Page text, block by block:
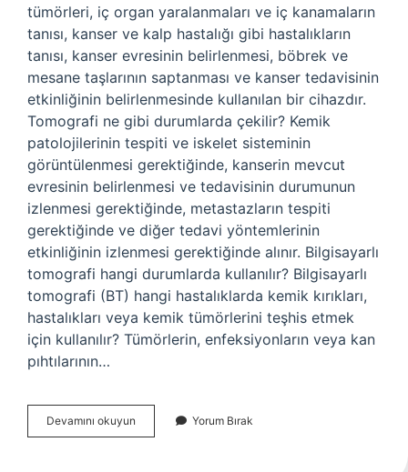
tümörleri, iç organ yaralanmaları ve iç kanamaların
tanısı, kanser ve kalp hastalığı gibi hastalıkların
tanısı, kanser evresinin belirlenmesi, böbrek ve
mesane taşlarının saptanması ve kanser tedavisinin
etkinliğinin belirlenmesinde kullanılan bir cihazdır.
Tomografi ne gibi durumlarda çekilir? Kemik
patolojilerinin tespiti ve iskelet sisteminin
görüntülenmesi gerektiğinde, kanserin mevcut
evresinin belirlenmesi ve tedavisinin durumunun
izlenmesi gerektiğinde, metastazların tespiti
gerektiğinde ve diğer tedavi yöntemlerinin
etkinliğinin izlenmesi gerektiğinde alınır. Bilgisayarlı
tomografi hangi durumlarda kullanılır? Bilgisayarlı
tomografi (BT) hangi hastalıklarda kemik kırıkları,
hastalıkları veya kemik tümörlerini teşhis etmek
için kullanılır? Tümörlerin, enfeksiyonların veya kan
pıhtılarının…
Devamını okuyun Bilgisayarlı
Tomografi
Yorum Bırak